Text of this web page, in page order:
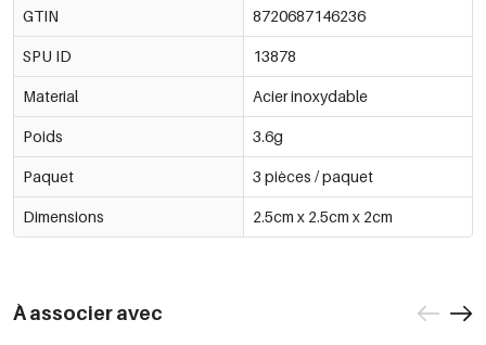
GTIN 8720687146236
SPU ID 13878
Material Acier inoxydable
Poids 3.6g
Paquet 3 pièces / paquet
Dimensions 2.5cm x 2.5cm x 2cm
À associer avec